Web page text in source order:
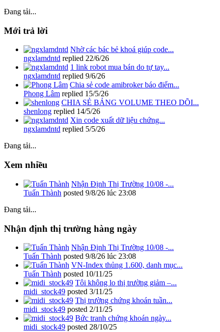
Đang tải...
Mới trả lời
Nhờ các bác bẻ khoá giúp code...
ngxlamdntd replied 22/6/26
1 link robot mua bán do tự tay...
ngxlamdntd replied 9/6/26
Chia sẻ code amibroker báo điểm...
Phong Lâm replied 15/5/26
CHIA SẺ BẢNG VOLUME THEO DÕI...
shenlong replied 14/5/26
Xin code xuất dữ liệu chứng...
ngxlamdntd replied 5/5/26
Đang tải...
Xem nhiều
Nhận Định Thị Trường 10/08 -...
Tuấn Thành posted 9/8/26 lúc 23:08
Đang tải...
Nhận định thị trường hàng ngày
Nhận Định Thị Trường 10/08 -...
Tuấn Thành posted 9/8/26 lúc 23:08
VN-Index thủng 1.600, danh mục...
Tuấn Thành posted 10/11/25
Tôi không lo thị trường giảm –...
midi_stock49 posted 3/11/25
Thị trường chứng khoán tuần...
midi_stock49 posted 2/11/25
Bức tranh chứng khoán ngày...
midi_stock49 posted 28/10/25